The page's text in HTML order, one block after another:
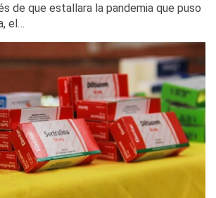
de que estallara la pandemia que puso
el…